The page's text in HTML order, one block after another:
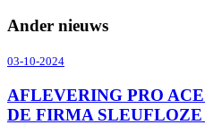
Ander nieuws
03-10-2024
AFLEVERING PRO
DE FIRMA